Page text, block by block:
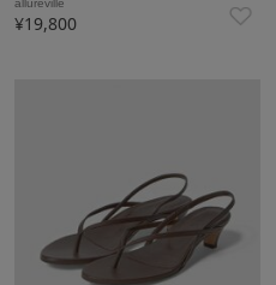
allureville
¥19,800